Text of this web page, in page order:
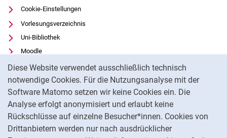
Diese Website verwendet ausschließlich technisch
notwendige Cookies. Für die Nutzungsanalyse mit der
Software Matomo setzen wir keine Cookies ein. Die
Analyse erfolgt anonymisiert und erlaubt keine
Rückschlüsse auf einzelne Besucher*innen. Cookies von
Drittanbietern werden nur nach ausdrücklicher
Cookie-Einstellungen
Vorlesungsverzeichnis
Uni-Bibliothek
Moodle
Panopto
Datenschutz
Barrierefreiheit
Transparenter KI-Einsatz
Impressum